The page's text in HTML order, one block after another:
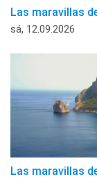
Las maravillas
sá, 12.09.2026
Las maravillas